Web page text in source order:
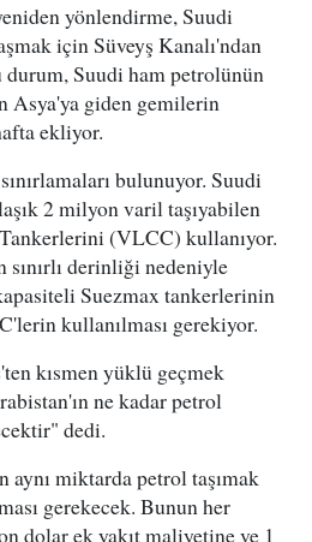
yönlendirme, Suudi
için Süveyş Kanalı'ndan
durum, Suudi ham petrolünün
Asya'ya giden gemilerin
ekliyor.
bulunuyor. Suudi
2 milyon varil taşıyabilen
(VLCC) kullanıyor.
sınırlı derinliği nedeniyle
Suezmax tankerlerinin
kullanılması gerekiyor.
kısmen yüklü geçmek
ne kadar petrol
dedi.
miktarda petrol taşımak
gerekecek. Bunun her
dolar ek yakıt maliyetine ve 1